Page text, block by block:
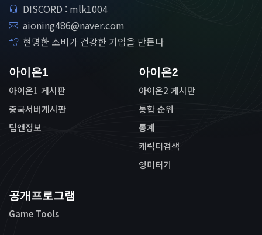
DISCORD : mlk1004
aioning486@naver.com
현명한 소비가 건강한 기업을 만든다
아이온1
아이온1 게시판
중국서버게시판
팁앤정보
아이온2
아이온2 게시판
통합 순위
통계
캐릭터검색
잉미터기
공개프로그램
Game Tools